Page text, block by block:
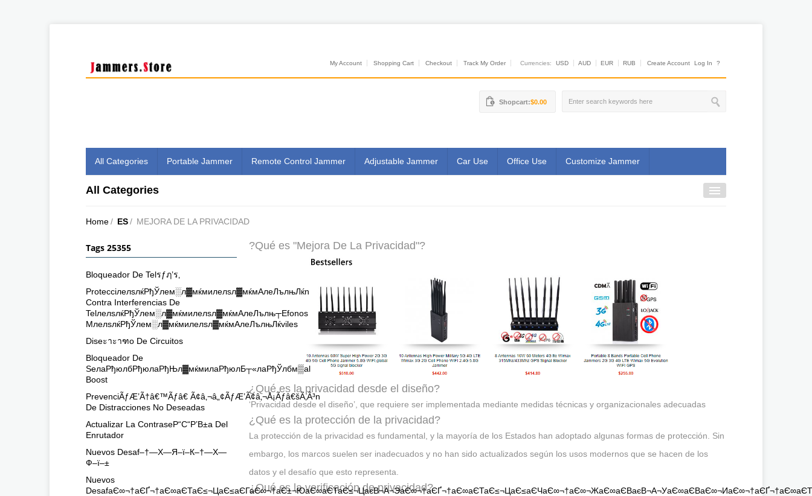
My Account Shopping Cart Checkout Track My Order Currencies: USD AUD EUR RUB Create Account Log In ?
Shopcart:$0.00
All Categories Portable Jammer Remote Control Jammer Adjustable Jammer Car Use Office Use Customize Jammer
All Categories
Home/ ES/ MEJORA DE LA PRIVACIDAD
?Qué es "Mejora De La Privacidad"?
¿Qué es la privacidad desde el diseño?
‘Privacidad desde el diseño’, que requiere ser implementada mediante medidas técnicas y organizacionales adecuadas
¿Qué es la protección de la privacidad?
La protección de la privacidad es fundamental, y la mayoría de los Estados han adoptado algunas formas de protección. Sin
embargo, los marcos suelen ser inadecuados y no han sido actualizados según los usos modernos que se hacen de los
datos y el desafío que esto representa.
¿Qué es la verificación de privacidad?
Tags 25355
Bloqueador De Telรƒฦ’ร‚
ProtecciлелѕлќРђЎлем░л▓мќмилелѕл▓мќмАлеЛълњЛќn
Contra Interferencias De
TelлелѕлќРђЎлем░л▓мќмилелѕл▓мќмАлеЛълњ┬Еfonos
MлелѕлќРђЎлем░л▓мќмилелѕл▓мќмАлеЛълњЛќviles
Diseะาะาฑo De Circuitos
Bloqueador De
SeлаРђюлбРђюлаРђЊл▓мќмилаРђюлБ┬«лаРђЎлбм▒al
Boost
PrevenciÃƒÆ’Ã†â€™Ãƒâ€ Ã¢â‚¬â„¢ÃƒÆ’Ã¢â‚¬Å¡Ãƒâ€šÃ‚Â³n
De Distracciones No Deseadas
Actualizar La ContraseР“С“Р’В±a Del
Enrutador
Nuevos Desaf–†—Х—Я–ї–К–†—Х—
Ф–ї–±
Nuevos